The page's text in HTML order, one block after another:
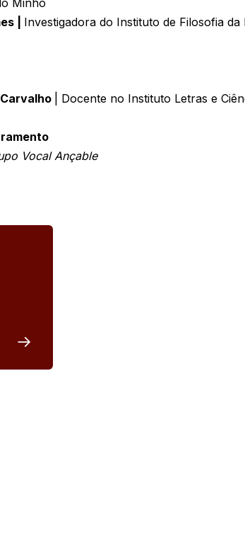
Minho
| Investigadora do Instituto de Filosofia
| Docente no Instituto Letras e
Vocal Ançable